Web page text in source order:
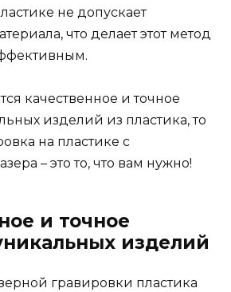
не допускает
что делает этот метод
качественное и точное
изделий из пластика, то
на пластике с
– это то, что вам нужно!
и точное
изделий
гравировки пластика